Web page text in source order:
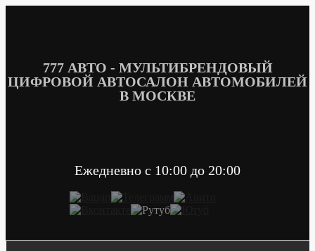
777 АВТО - МУЛЬТИБРЕНДОВЫЙ
ЦИФРОВОЙ АВТОСАЛОН АВТОМОБИЛЕЙ
В МОСКВЕ
Ежедневно c 10:00 до 20:00